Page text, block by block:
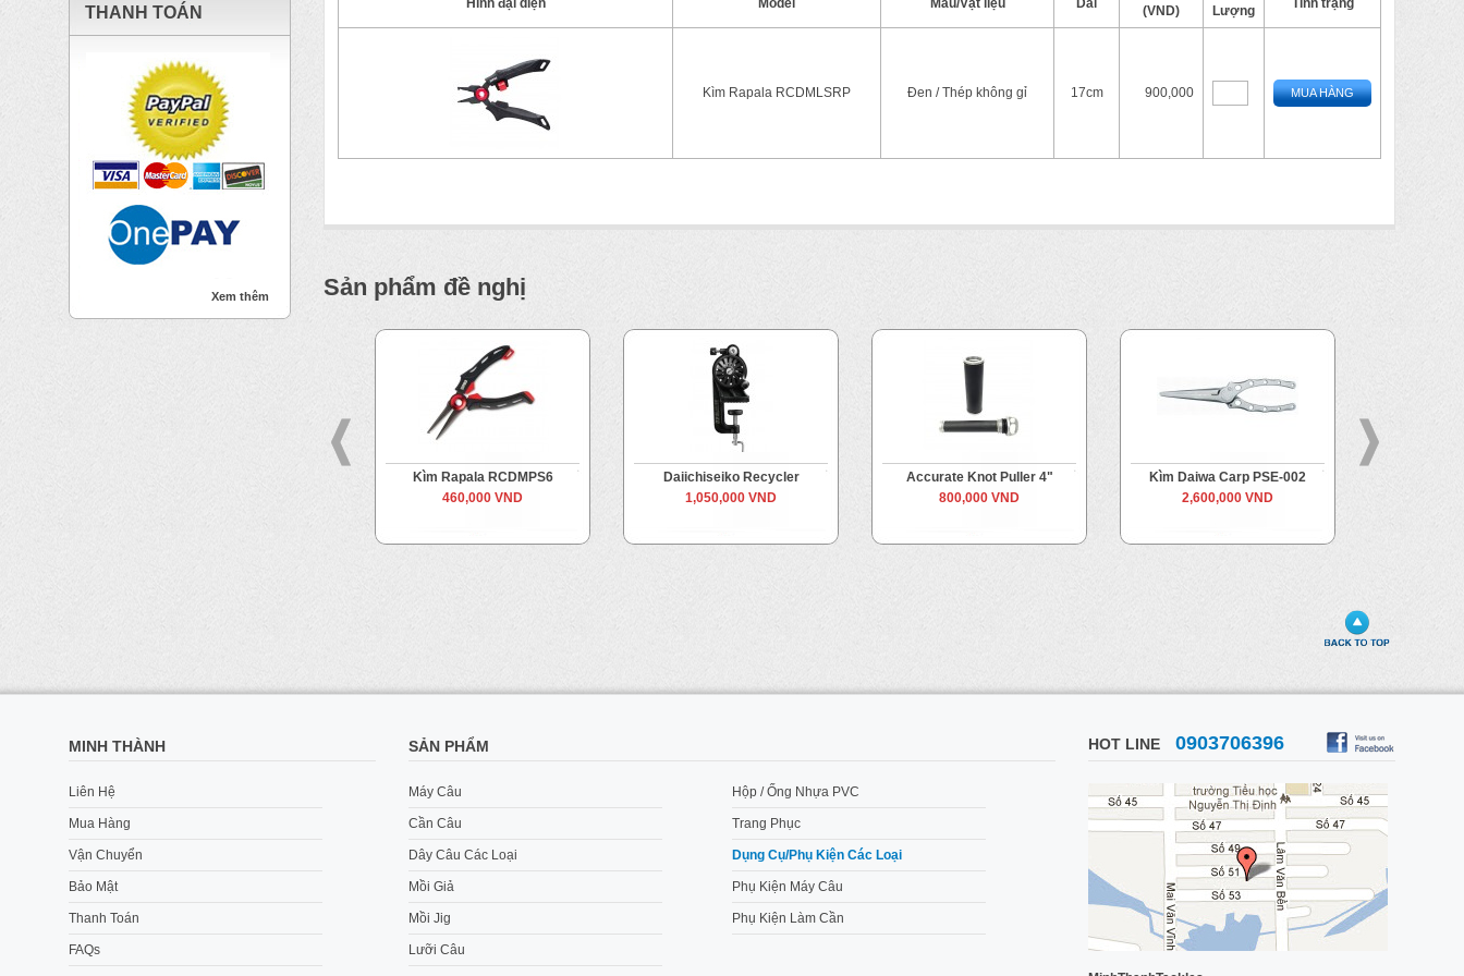
THANH TOÁN
Xem thêm
Hình đại diện Model Màu/Vật liệu Dài
(VND)
Lượng
Tình trạng
Kìm Rapala RCDMLSRP Đen / Thép không gỉ 17cm 900,000 MUA HÀNG
Sản phẩm đề nghị
Kìm Rapala RCDMPS6
460,000 VND
Daiichiseiko Recycler
1,050,000 VND
Accurate Knot Puller 4"
800,000 VND
Kìm Daiwa Carp PSE-002
2,600,000 VND
MINH THÀNH
Liên Hệ
Mua Hàng
Vận Chuyển
Bảo Mật
Thanh Toán
FAQs
SẢN PHẨM
Máy Câu
Cần Câu
Dây Câu Các Loại
Mồi Giả
Mồi Jig
Lưỡi Câu
Hộp / Ống Nhựa PVC
Trang Phục
Dụng Cụ/Phụ Kiện Các Loại
Phụ Kiện Máy Câu
Phụ Kiện Làm Cần
HOT LINE 0903706396